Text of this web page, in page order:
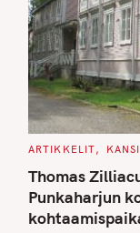
C
T
E
G
O
R
I
ARTIKKELIT KANSI
Thomas
Punkaharjun